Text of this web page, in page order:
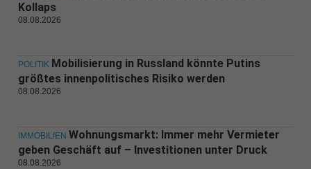
Kollaps
08.08.2026
POLITIK Mobilisierung in Russland könnte Putins
größtes innenpolitisches Risiko werden
08.08.2026
IMMOBILIEN Wohnungsmarkt: Immer mehr Vermieter
geben Geschäft auf – Investitionen unter Druck
08.08.2026